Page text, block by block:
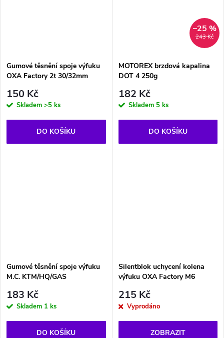
Gumové těsnění spoje výfuku
OXA Factory 2t 30/32mm
150 Kč
Skladem >5 ks
DO KOŠÍKU
243 Kč
–25 %
MOTOREX brzdová kapalina
DOT 4 250g
182 Kč
Skladem 5 ks
DO KOŠÍKU
Gumové těsnění spoje výfuku
M.C. KTM/HQ/GAS
183 Kč
Skladem 1 ks
DO KOŠÍKU
Silentblok uchycení kolena
výfuku OXA Factory M6
215 Kč
Vyprodáno
ZOBRAZIT